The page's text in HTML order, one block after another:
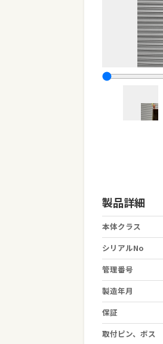
製品詳細
本体クラス
シリアルNo
管理番号
製造年月
保証
取付ピン、ボス